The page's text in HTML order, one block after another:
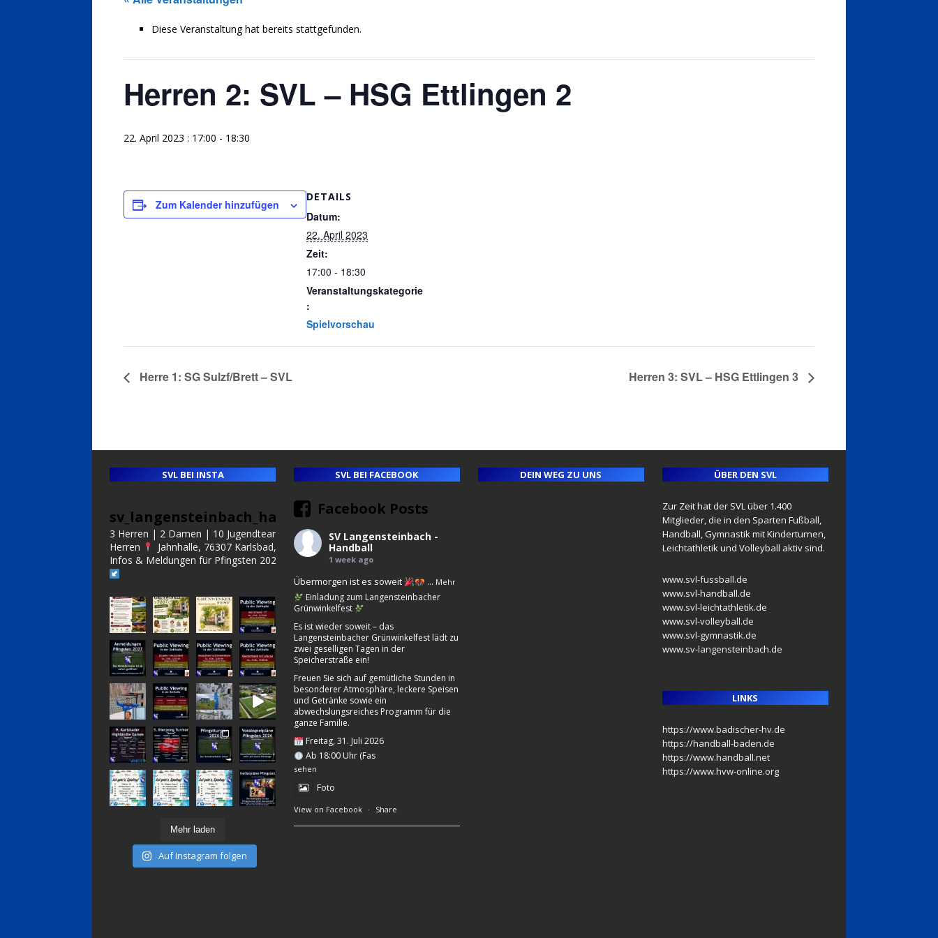
Diese Veranstaltung hat bereits stattgefunden.
Herren 2: SVL – HSG Ettlingen 2
22. April 2023 : 17:00 - 18:30
Zum Kalender hinzufügen
DETAILS
Datum:
22. April 2023
Zeit:
17:00 - 18:30
Veranstaltungskategorie
:
Spielvorschau
Herre 1: SG Sulzf/Brett – SVL Herren 3: SVL – HSG Ettlingen 3
SVL BEI INSTA
sv_langensteinbach_handball
3 Herren | 2 Damen | 10 Jugendteams | Alte
Herren
Jahnhalle, 76307 Karlsbad, Germany
Infos & Meldungen für Pfingsten 2027:
Mehr laden
Auf Instagram folgen
SVL BEI FACEBOOK
Facebook Posts
SV Langensteinbach -
Handball
1 week ago
Übermorgen ist es soweit
Einladung zum Langensteinbacher
Grünwinkelfest
Es ist wieder soweit – das
Langensteinbacher Grünwinkelfest lädt zu
zwei geselligen Tagen in der
Speicherstraße ein!
Freuen Sie sich auf gemütliche Stunden in
besonderer Atmosphäre, leckere Speisen
und Getränke sowie ein
abwechslungsreiches Programm für die
ganze Familie.
Freitag, 31. Juli 2026
Ab 18:00 Uhr (Fas
... Mehr
sehen
Foto
View on Facebook · Share
DEIN WEG ZU UNS ÜBER DEN SVL
Zur Zeit hat der SVL über 1.400
Mitglieder, die in den Sparten Fußball,
Handball, Gymnastik mit Kinderturnen,
Leichtathletik und Volleyball aktiv sind.
www.svl-fussball.de
www.svl-handball.de
www.svl-leichtathletik.de
www.svl-volleyball.de
www.svl-gymnastik.de
www.sv-langensteinbach.de
LINKS
https://www.badischer-hv.de
https://handball-baden.de
https://www.handball.net
https://www.hvw-online.org